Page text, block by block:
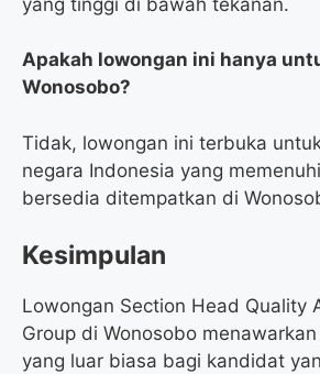
Apakah lowongan ini hanya
Wonosobo?
Tidak, lowongan ini terbuka
negara Indonesia yang
bersedia ditempatkan di
Kesimpulan
Lowongan Section Head Quality
Group di Wonosobo
yang luar biasa bagi kandidat